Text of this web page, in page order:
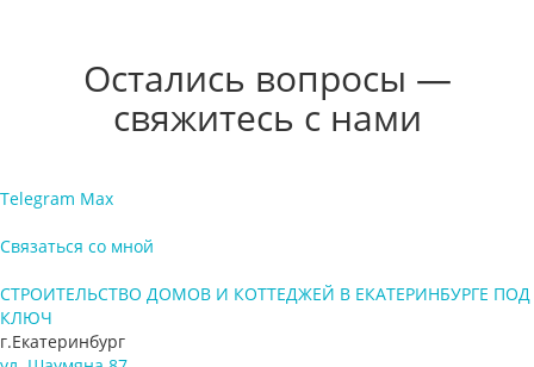
Остались вопросы —
свяжитесь с нами
Telegram Max
Связаться со мной
СТРОИТЕЛЬСТВО ДОМОВ И КОТТЕДЖЕЙ В ЕКАТЕРИНБУРГЕ ПОД
КЛЮЧ
г.Екатеринбург